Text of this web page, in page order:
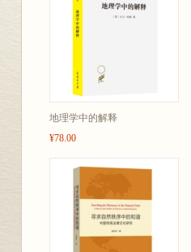
地理学中的解释
¥78.00